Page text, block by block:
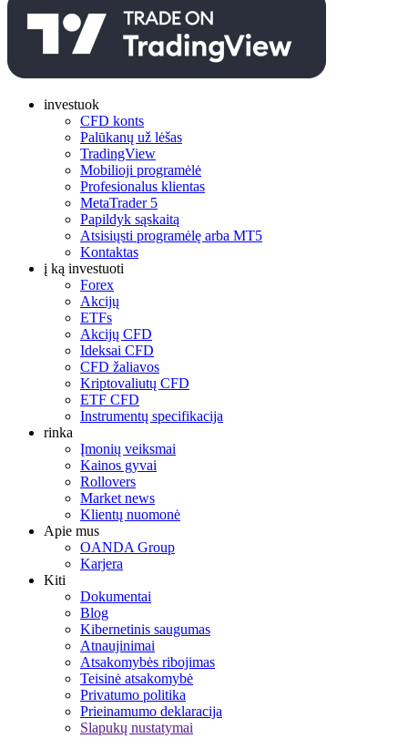
investuok
CFD konts
Palūkanų už lėšas
TradingView
Mobilioji programėlė
Profesionalus klientas
MetaTrader 5
Papildyk sąskaitą
Atsisiųsti programėlę arba MT5
Kontaktas
į ką investuoti
Forex
Akcijų
ETFs
Akcijų CFD
Ideksai CFD
CFD žaliavos
Kriptovaliutų CFD
ETF CFD
Instrumentų specifikacija
rinka
Įmonių veiksmai
Kainos gyvai
Rollovers
Market news
Klientų nuomonė
Apie mus
OANDA Group
Karjera
Kiti
Dokumentai
Blog
Kibernetinis saugumas
Atnaujinimai
Atsakomybės ribojimas
Teisinė atsakomybė
Privatumo politika
Prieinamumo deklaracija
Slapukų nustatymai